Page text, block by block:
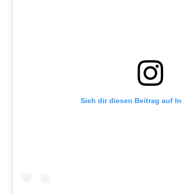
Sieh dir diesen Beitrag auf